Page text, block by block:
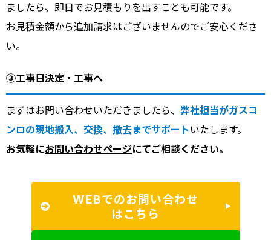
ましたら、即日でお見積もりを出すことも可能です。
お見積金額から追加請求はございませんのでご安心くださ
い。
③工事日決定・工事へ
まずはお問い合わせいただきましたら、 弊社担当がガスコ
ンロの現地搬入、交換、撤去までサポート いたします。
お気軽にお問い合わせページにてご相談ください。
WEBでのお問い合わせ
はこちら